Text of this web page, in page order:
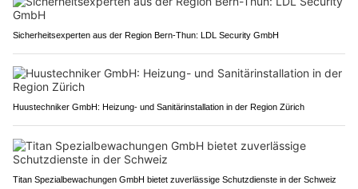
Sicherheitsexperten aus der Region Bern-Thun: LDL Security GmbH
Huustechniker GmbH: Heizung- und Sanitärinstallation in der Region Zürich
Titan Spezialbewachungen GmbH bietet zuverlässige Schutzdienste in der Schweiz